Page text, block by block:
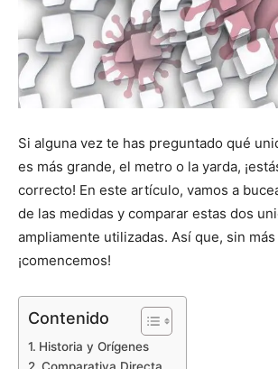
Si alguna vez te has preguntado qué
es más grande, el metro o la yarda,
correcto! En este artículo, vamos a
de las medidas y comparar estas dos
ampliamente utilizadas. Así que, sin
¡comencemos!
Contenido
Historia y Orígenes